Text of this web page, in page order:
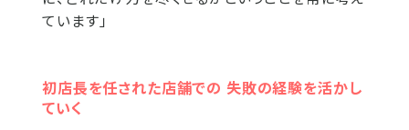
ています」
初店長を任された店舗での 失敗の経験を活かし
ていく